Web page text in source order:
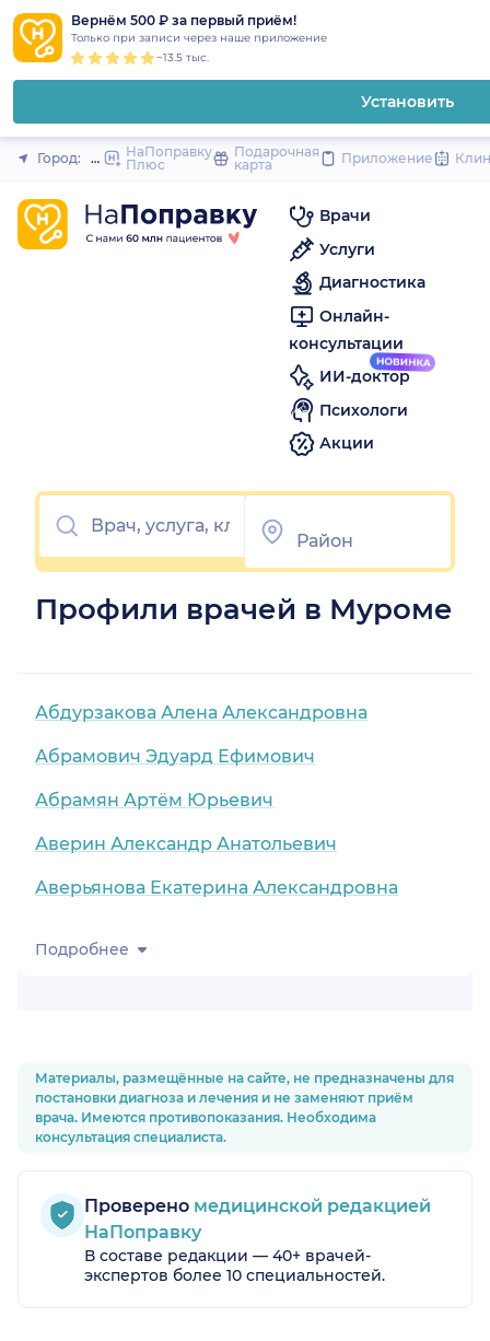
Вернём 500 ₽ за первый приём!
Только при записи через наше приложение
~13.5 тыс.
Установить
Закрыть
Город: МуромНаПоправку
Плюс
Подарочная
карта
Приложение
Врачи
Услуги
Диагностика
Онлайн-
консультации
ИИ-доктор
Психологи
Акции
Профили врачей в Муроме
Абдурзакова Алена Александровна
Абрамович Эдуард Ефимович
Абрамян Артём Юрьевич
Аверин Александр Анатольевич
Аверьянова Екатерина Александровна
Подробнее
Материалы, размещённые на сайте, не предназначены для
постановки диагноза и лечения и не заменяют приём
врача. Имеются противопоказания. Необходима
консультация специалиста.
Проверено медицинской редакцией
НаПоправку
В составе редакции — 40+ врачей-
экспертов более 10 специальностей.